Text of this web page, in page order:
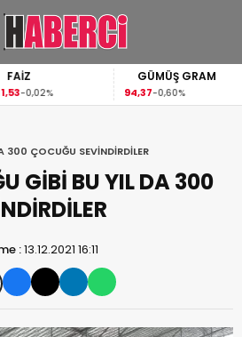
FAİZ
-0,02%
GÜMÜŞ GRAM
94,37-0,60%
300 ÇOCUĞU SEVİNDİRDİLER
GİBİ BU YIL DA 300
:13.12.2021 16:11